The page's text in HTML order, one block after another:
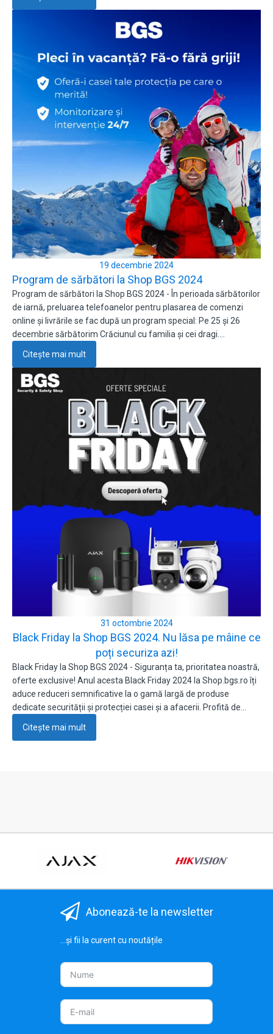
19 decembrie 2024
Program de sărbători la Shop BGS 2024
Program de sărbători la Shop BGS 2024 - În perioada sărbătorilor
de iarnă, preluarea telefoanelor pentru plasarea de comenzi
online și livrările se fac după un program special: Pe 25 și 26
decembrie sărbătorim Crăciunul cu familia și cei dragi.…
Citește mai mult
31 octombrie 2024
Black Friday la Shop BGS 2024. Nu lăsa pe mâine ce
poți securiza azi!
Black Friday la Shop BGS 2024 - Siguranța ta, prioritatea noastră,
oferte exclusive! Anul acesta Black Friday 2024 la Shop.bgs.ro îți
aduce reduceri semnificative la o gamă largă de produse
dedicate securității și protecției casei și a afacerii. Profită de…
Citește mai mult
Abonează-te la newsletter
...și fii la curent cu noutățile